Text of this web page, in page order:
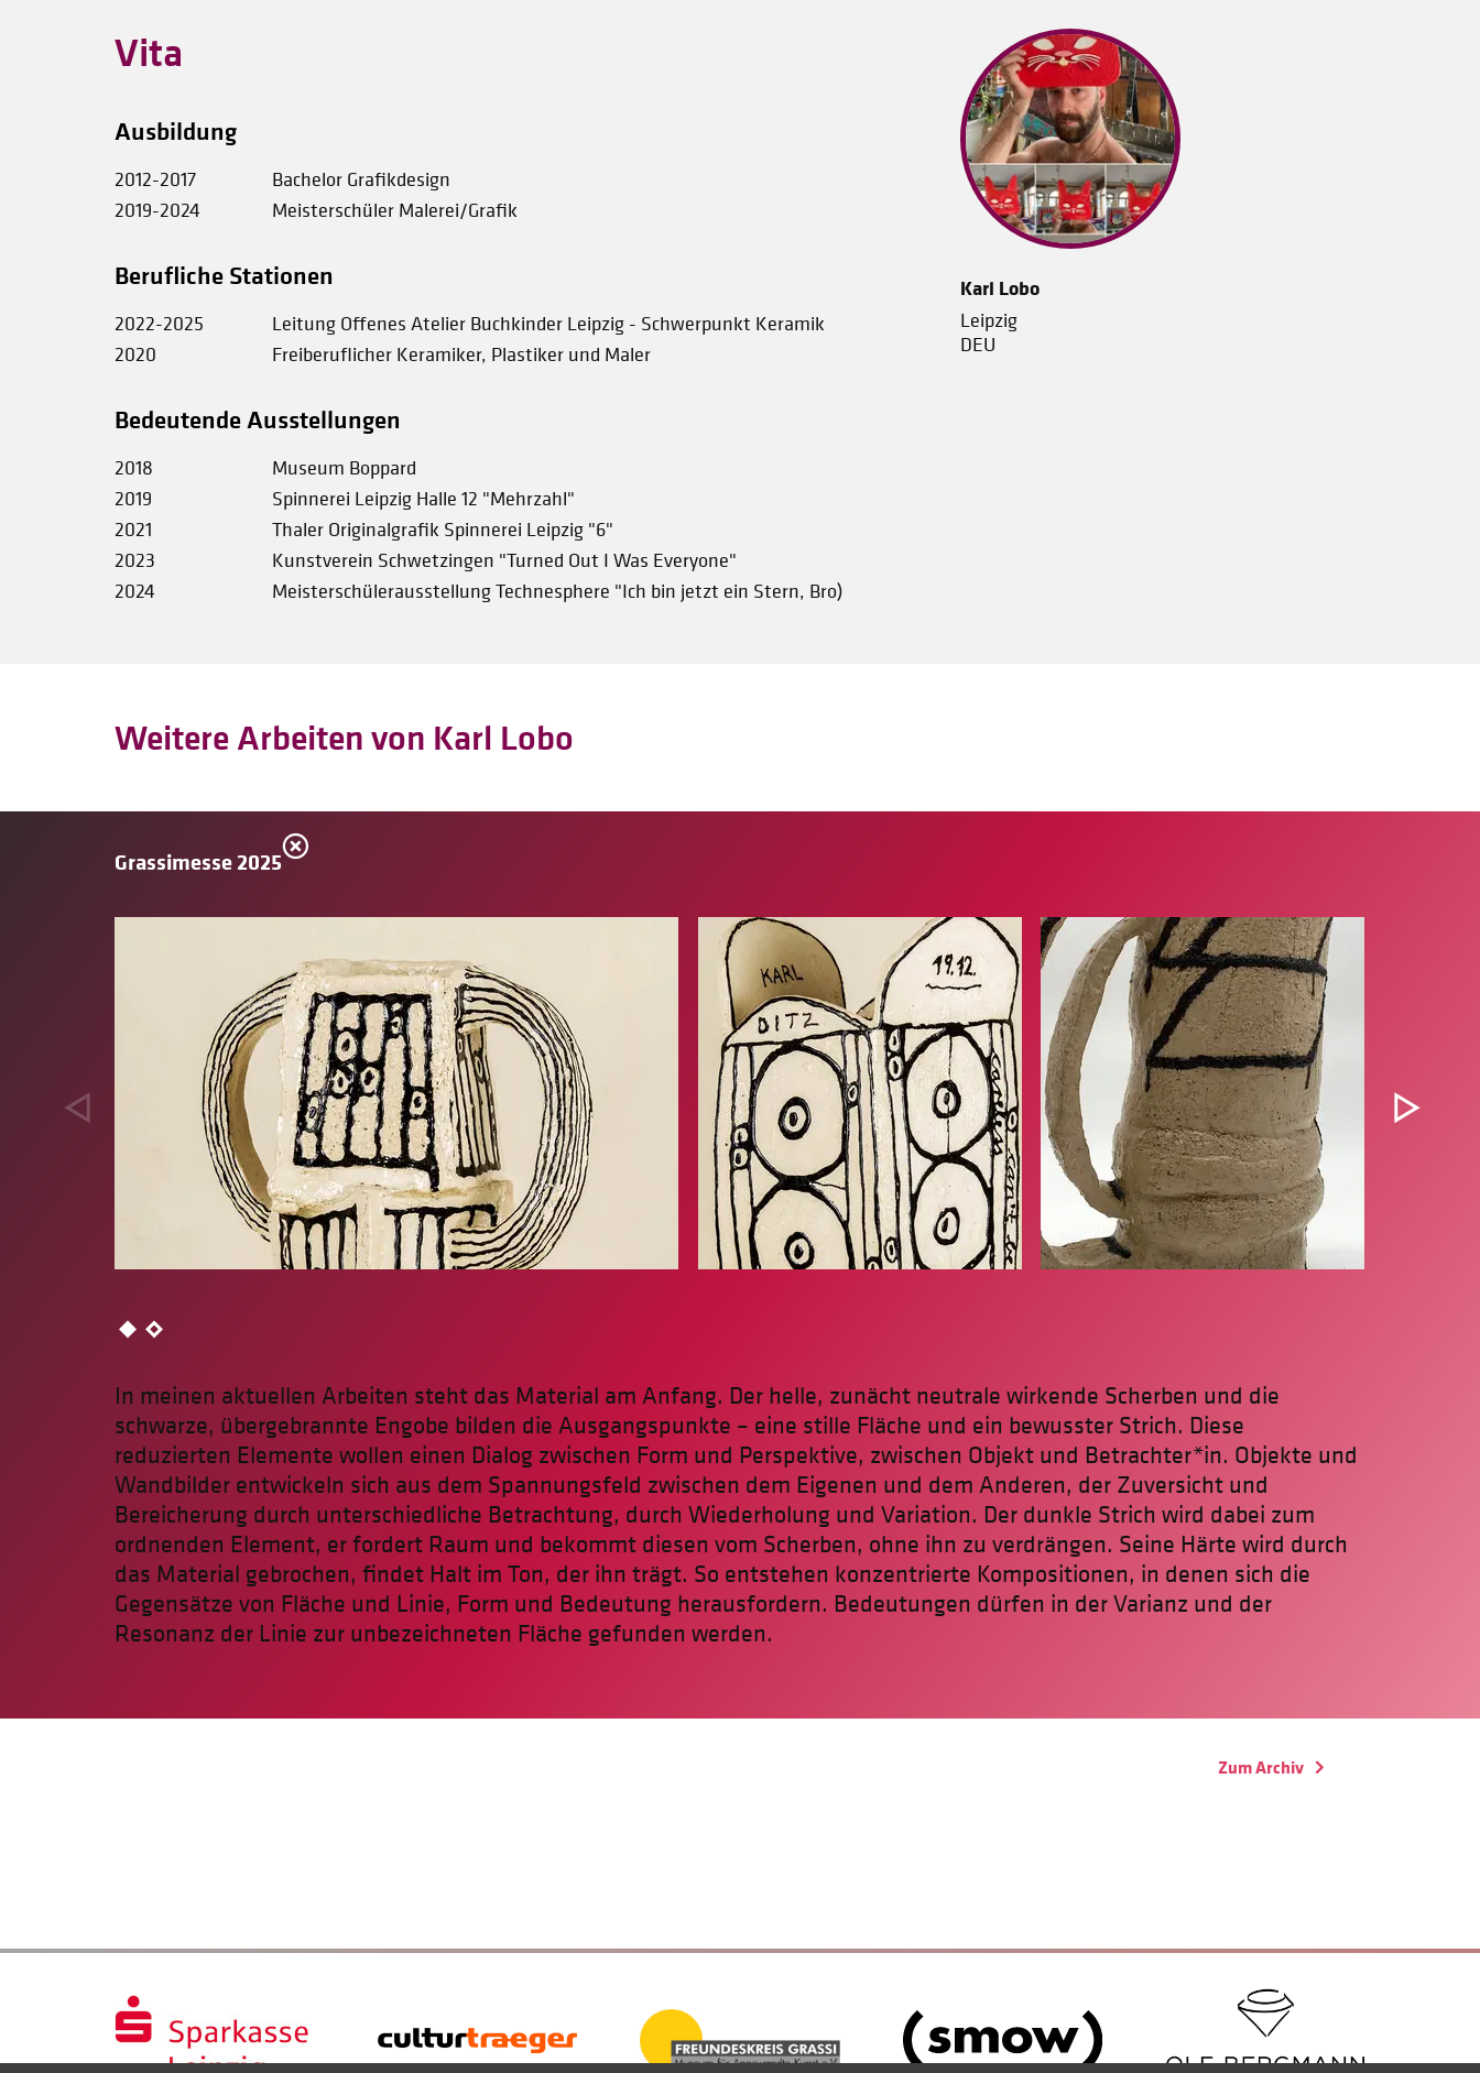
Vita
Ausbildung
2012-2017
Bachelor Grafikdesign
2019-2024
Meisterschüler Malerei/Grafik
Berufliche Stationen
2022-2025
Leitung Offenes Atelier Buchkinder Leipzig - Schwerpunkt Keramik
2020
Freiberuflicher Keramiker, Plastiker und Maler
Bedeutende Ausstellungen
2018
Museum Boppard
2019
Spinnerei Leipzig Halle 12 "Mehrzahl"
2021
Thaler Originalgrafik Spinnerei Leipzig "6"
2023
Kunstverein Schwetzingen "Turned Out I Was Everyone"
2024
Meisterschülerausstellung Technesphere "Ich bin jetzt ein Stern, Bro)
Karl Lobo
Leipzig
DEU
Weitere Arbeiten von Karl Lobo
Grassimesse 2025
In meinen aktuellen Arbeiten steht das Material am Anfang. Der helle, zunächt neutrale wirkende Scherben und die
schwarze, übergebrannte Engobe bilden die Ausgangspunkte – eine stille Fläche und ein bewusster Strich. Diese
reduzierten Elemente wollen einen Dialog zwischen Form und Perspektive, zwischen Objekt und Betrachter*in. Objekte und
Wandbilder entwickeln sich aus dem Spannungsfeld zwischen dem Eigenen und dem Anderen, der Zuversicht und
Bereicherung durch unterschiedliche Betrachtung, durch Wiederholung und Variation. Der dunkle Strich wird dabei zum
ordnenden Element, er fordert Raum und bekommt diesen vom Scherben, ohne ihn zu verdrängen. Seine Härte wird durch
das Material gebrochen, findet Halt im Ton, der ihn trägt. So entstehen konzentrierte Kompositionen, in denen sich die
Gegensätze von Fläche und Linie, Form und Bedeutung herausfordern. Bedeutungen dürfen in der Varianz und der
Resonanz der Linie zur unbezeichneten Fläche gefunden werden.
Zum Archiv